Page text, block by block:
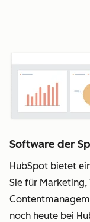
Software der
HubSpot bietet
Sie für
noch heute bei